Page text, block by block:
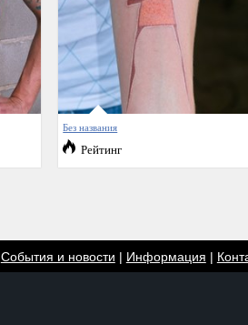
Без названия
Рейтинг
События и новости | Информация |